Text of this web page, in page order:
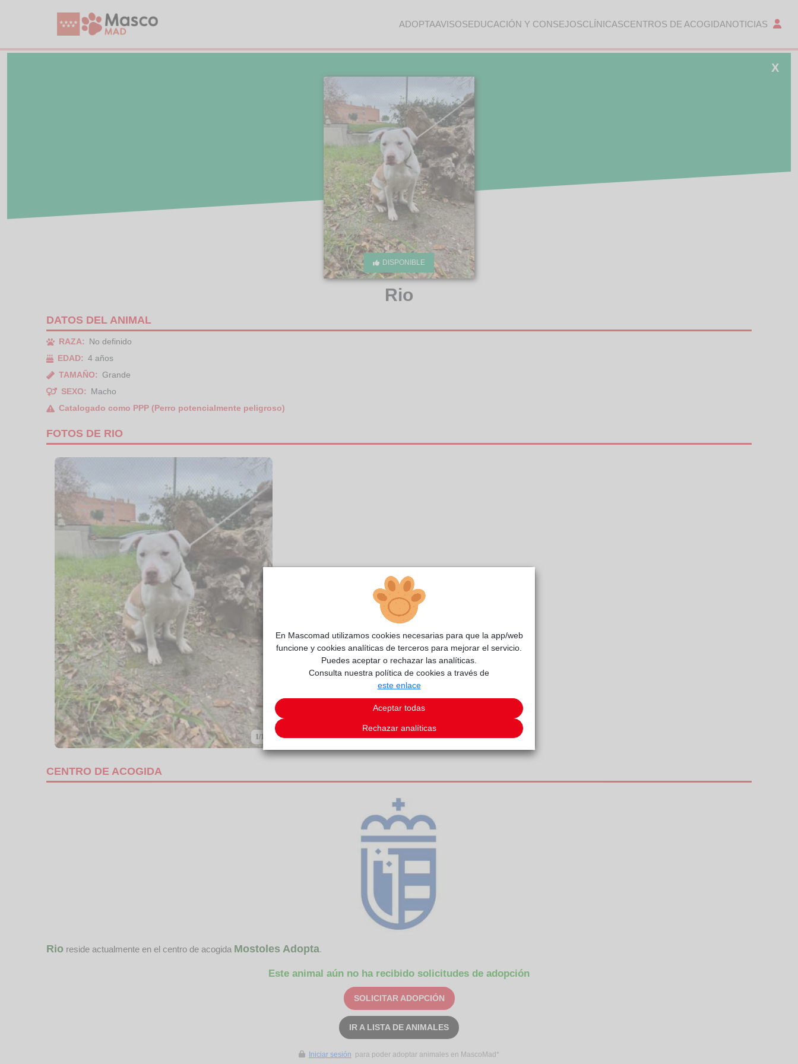
ADOPTAAVISOSEDUCACIÓN Y CONSEJOSCLÍNICASCENTROS DE ACOGIDANOTICIAS
DISPONIBLE
X
Rio
DATOS DEL ANIMAL
RAZA:
No definido
EDAD: 4 años
TAMAÑO:
Grande
SEXO:
Macho
Catalogado como PPP (Perro potencialmente peligroso)
FOTOS DE RIO
1/1
CENTRO DE ACOGIDA
Rio reside actualmente en el centro de acogida Mostoles Adopta.
Este animal aún no ha recibido solicitudes de adopción
SOLICITAR ADOPCIÓN
IR A LISTA DE ANIMALES
Iniciar sesión para poder adoptar animales en MascoMad*
En Mascomad utilizamos cookies necesarias para que la app/web
funcione y cookies analíticas de terceros para mejorar el servicio.
Puedes aceptar o rechazar las analíticas.
Consulta nuestra política de cookies a través de
este enlace
Aceptar todas
Rechazar analíticas